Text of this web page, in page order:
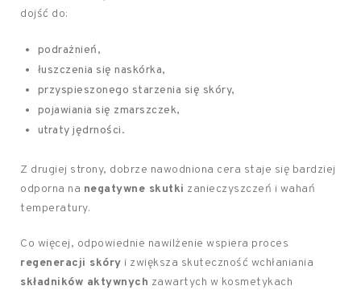
dojść do:
podrażnień,
łuszczenia się naskórka,
przyspieszonego starzenia się skóry,
pojawiania się zmarszczek,
utraty jędrności.
Z drugiej strony, dobrze nawodniona cera staje się bardziej
odporna na negatywne skutki zanieczyszczeń i wahań
temperatury.
Co więcej, odpowiednie nawilżenie wspiera proces
regeneracji skóry i zwiększa skuteczność wchłaniania
składników aktywnych zawartych w kosmetykach